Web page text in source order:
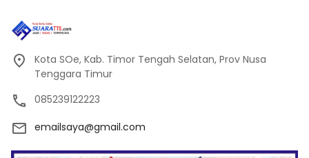
Kota SOe, Kab. Timor Tengah Selatan, Prov Nusa
Tenggara Timur
085239122223
emailsaya@gmail.com